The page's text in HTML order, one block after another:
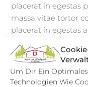
Um Dir Ein
Technologien Wie
placerat in egestas
massa vitae tortor
placerat in egestas
massa tempor nec